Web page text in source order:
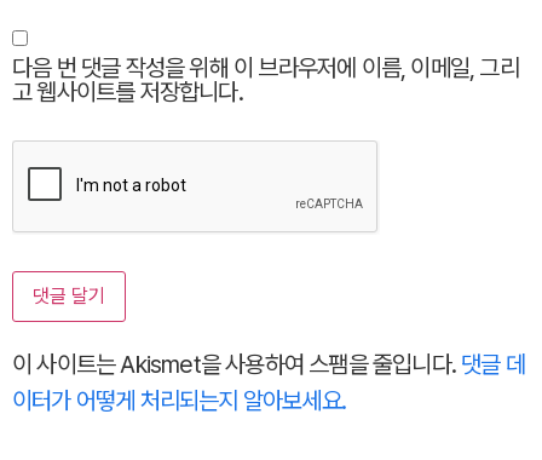
다음 번 댓글 작성을 위해 이 브라우저에 이름, 이메일, 그리
고 웹사이트를 저장합니다.
이 사이트는 Akismet을 사용하여 스팸을 줄입니다. 댓글 데
이터가 어떻게 처리되는지 알아보세요.